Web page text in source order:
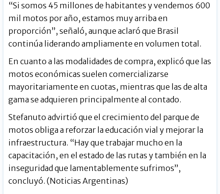
“Si somos 45 millones de habitantes y vendemos 600
mil motos por año, estamos muy arriba en
proporción”, señaló, aunque aclaró que Brasil
continúa liderando ampliamente en volumen total.
En cuanto a las modalidades de compra, explicó que las
motos económicas suelen comercializarse
mayoritariamente en cuotas, mientras que las de alta
gama se adquieren principalmente al contado.
Stefanuto advirtió que el crecimiento del parque de
motos obliga a reforzar la educación vial y mejorar la
infraestructura. “Hay que trabajar mucho en la
capacitación, en el estado de las rutas y también en la
inseguridad que lamentablemente sufrimos”,
concluyó. (Noticias Argentinas)